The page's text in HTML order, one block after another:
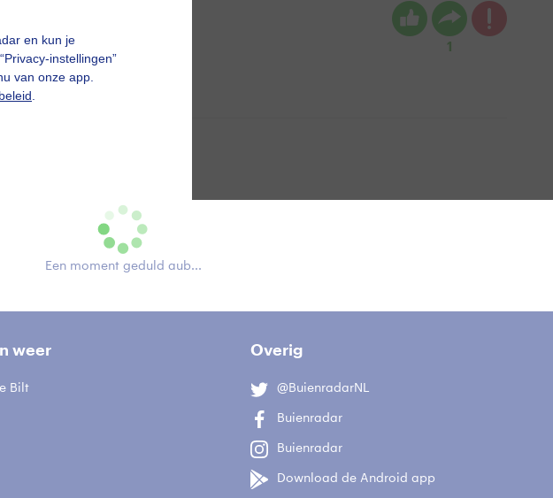
en kun je
instellingen”
van onze app.
1
Een moment geduld aub...
weer
Bilt
Overig
@BuienradarNL
Buienradar
Buienradar
Download de Android app